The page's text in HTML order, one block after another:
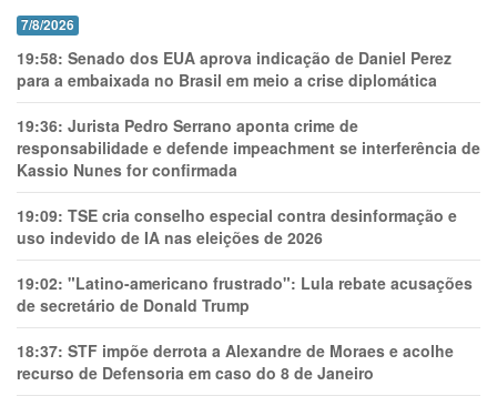
7/8/2026
19:58: Senado dos EUA aprova indicação de Daniel Perez
para a embaixada no Brasil em meio a crise diplomática
19:36: Jurista Pedro Serrano aponta crime de
responsabilidade e defende impeachment se interferência de
Kassio Nunes for confirmada
19:09: TSE cria conselho especial contra desinformação e
uso indevido de IA nas eleições de 2026
19:02: "Latino-americano frustrado": Lula rebate acusações
de secretário de Donald Trump
18:37: STF impõe derrota a Alexandre de Moraes e acolhe
recurso de Defensoria em caso do 8 de Janeiro